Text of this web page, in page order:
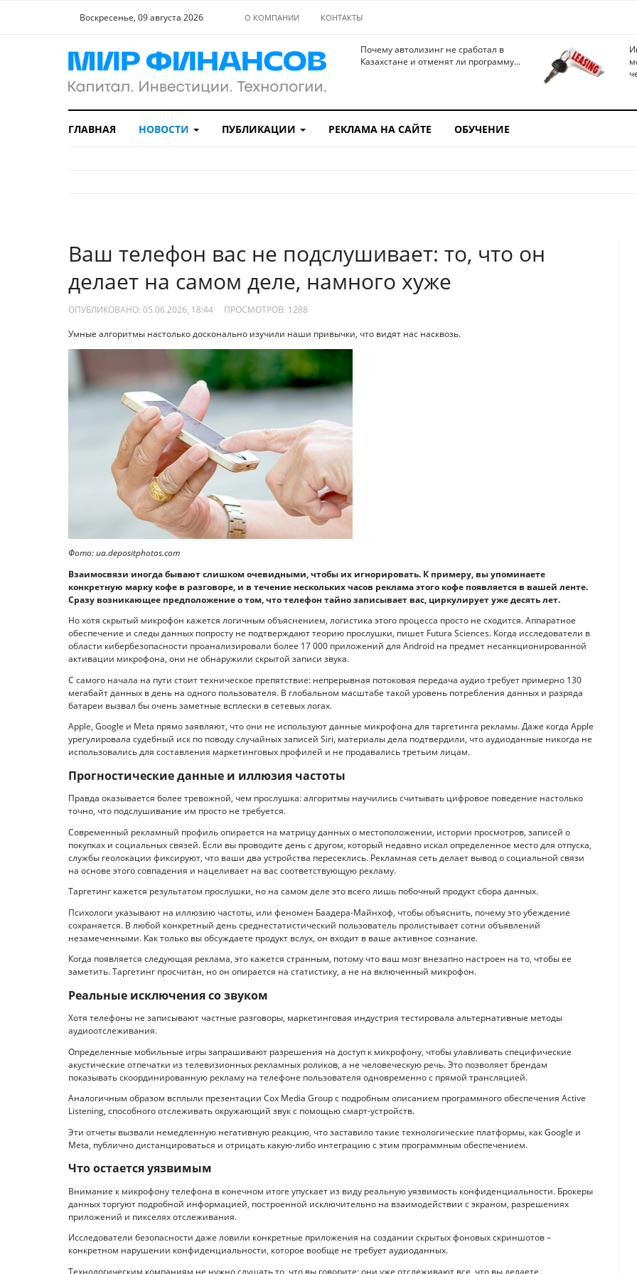
Воскресенье, 09 августа 2026 О КОМПАНИИ КОНТАКТЫ
Почему автолизинг не сработал в
Казахстане и отменят ли программу...
ГЛАВНАЯ НОВОСТИ ПУБЛИКАЦИИ РЕКЛАМА НА САЙТЕ ОБУЧЕНИЕ
Ваш телефон вас не подслушивает: то, что он
делает на самом деле, намного хуже
ОПУБЛИКОВАНО: 05.06.2026, 18:44 ПРОСМОТРОВ: 1288
Умные алгоритмы настолько досконально изучили наши привычки, что видят нас насквозь.
Фото: ua.depositphotos.com
Взаимосвязи иногда бывают слишком очевидными, чтобы их игнорировать. К примеру, вы упоминаете
конкретную марку кофе в разговоре, и в течение нескольких часов реклама этого кофе появляется в вашей ленте.
Сразу возникающее предположение о том, что телефон тайно записывает вас, циркулирует уже десять лет.
Но хотя скрытый микрофон кажется логичным объяснением, логистика этого процесса просто не сходится. Аппаратное
обеспечение и следы данных попросту не подтверждают теорию прослушки, пишет Futura Sciences. Когда исследователи в
области кибербезопасности проанализировали более 17 000 приложений для Android на предмет несанкционированной
активации микрофона, они не обнаружили скрытой записи звука.
С самого начала на пути стоит техническое препятствие: непрерывная потоковая передача аудио требует примерно 130
мегабайт данных в день на одного пользователя. В глобальном масштабе такой уровень потребления данных и разряда
батареи вызвал бы очень заметные всплески в сетевых логах.
Apple, Google и Meta прямо заявляют, что они не используют данные микрофона для таргетинга рекламы. Даже когда Apple
урегулировала судебный иск по поводу случайных записей Siri, материалы дела подтвердили, что аудиоданные никогда не
использовались для составления маркетинговых профилей и не продавались третьим лицам.
Прогностические данные и иллюзия частоты
Правда оказывается более тревожной, чем прослушка: алгоритмы научились считывать цифровое поведение настолько
точно, что подслушивание им просто не требуется.
Современный рекламный профиль опирается на матрицу данных о местоположении, истории просмотров, записей о
покупках и социальных связей. Если вы проводите день с другом, который недавно искал определенное место для отпуска,
службы геолокации фиксируют, что ваши два устройства пересеклись. Рекламная сеть делает вывод о социальной связи
на основе этого совпадения и нацеливает на вас соответствующую рекламу.
Таргетинг кажется результатом прослушки, но на самом деле это всего лишь побочный продукт сбора данных.
Психологи указывают на иллюзию частоты, или феномен Баадера-Майнхоф, чтобы объяснить, почему это убеждение
сохраняется. В любой конкретный день среднестатистический пользователь пролистывает сотни объявлений
незамеченными. Как только вы обсуждаете продукт вслух, он входит в ваше активное сознание.
Когда появляется следующая реклама, это кажется странным, потому что ваш мозг внезапно настроен на то, чтобы ее
заметить. Таргетинг просчитан, но он опирается на статистику, а не на включенный микрофон.
Реальные исключения со звуком
Хотя телефоны не записывают частные разговоры, маркетинговая индустрия тестировала альтернативные методы
аудиоотслеживания.
Определенные мобильные игры запрашивают разрешения на доступ к микрофону, чтобы улавливать специфические
акустические отпечатки из телевизионных рекламных роликов, а не человеческую речь. Это позволяет брендам
показывать скоординированную рекламу на телефоне пользователя одновременно с прямой трансляцией.
Аналогичным образом всплыли презентации Cox Media Group с подробным описанием программного обеспечения Active
Listening, способного отслеживать окружающий звук с помощью смарт-устройств.
Эти отчеты вызвали немедленную негативную реакцию, что заставило такие технологические платформы, как Google и
Meta, публично дистанцироваться и отрицать какую-либо интеграцию с этим программным обеспечением.
Что остается уязвимым
Внимание к микрофону телефона в конечном итоге упускает из виду реальную уязвимость конфиденциальности. Брокеры
данных торгуют подробной информацией, построенной исключительно на взаимодействии с экраном, разрешениях
приложений и пикселях отслеживания.
Исследователи безопасности даже ловили конкретные приложения на создании скрытых фоновых скриншотов –
конкретном нарушении конфиденциальности, которое вообще не требует аудиоданных.
Технологическим компаниям не нужно слушать то, что вы говорите; они уже отслеживают все, что вы делаете.